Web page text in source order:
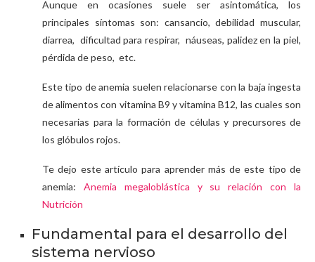
Aunque en ocasiones suele ser asintomática, los
principales síntomas son: cansancio, debilidad muscular,
diarrea, dificultad para respirar, náuseas, palidez en la piel,
pérdida de peso, etc.
Este tipo de anemia suelen relacionarse con la baja ingesta
de alimentos con vitamina B9 y vitamina B12, las cuales son
necesarias para la formación de células y precursores de
los glóbulos rojos.
Te dejo este artículo para aprender más de este tipo de
anemia: Anemia megaloblástica y su relación con la
Nutrición
Fundamental para el desarrollo del
sistema nervioso